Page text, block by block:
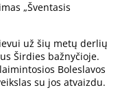
„Šventasis
už šių metų derlių
Širdies bažnyčioje.
Boleslavos
su jos atvaizdu.